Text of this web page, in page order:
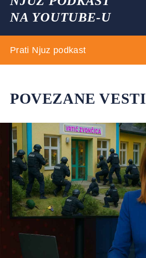
NA YOUTUBE-U
Prati Njuz podkast
POVEZANE VESTI